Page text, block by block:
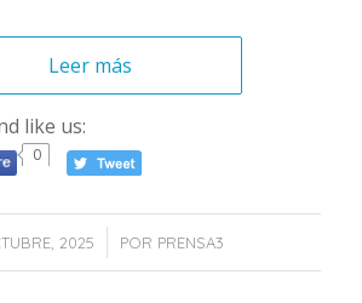
Leer más
like us:
0
2025
/ POR PRENSA3